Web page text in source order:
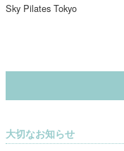
Sky Pilates Tokyo
大切なお知らせ